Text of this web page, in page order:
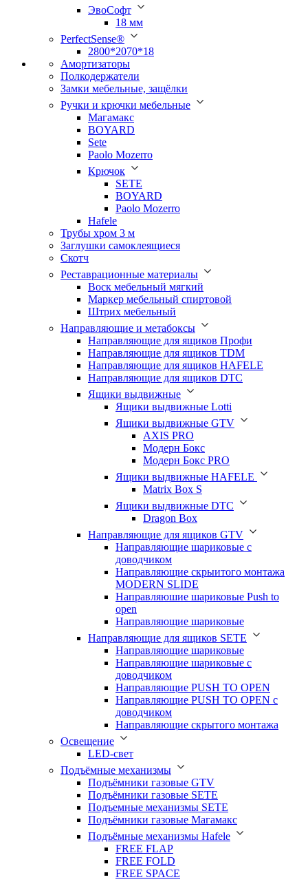
ЭвоСофт
18 мм
PerfectSense®
2800*2070*18
Амортизаторы
Полкодержатели
Замки мебельные, защёлки
Ручки и крючки мебельные
Магамакс
BOYARD
Sete
Paolo Mozerro
Крючок
SETE
BOYARD
Paolo Mozerro
Hafele
Трубы хром 3 м
Заглушки самоклеящиеся
Скотч
Реставрационные материалы
Воск мебельный мягкий
Маркер мебельный спиртовой
Штрих мебельный
Направляющие и метабоксы
Направляющие для ящиков Профи
Направляющие для ящиков TDM
Направляющие для ящиков HAFELE
Направляющие для ящиков DTC
Ящики выдвижные
Ящики выдвижные Lotti
Ящики выдвижные GTV
AXIS PRO
Модерн Бокс
Модерн Бокс PRO
Ящики выдвижные HAFELE
Matrix Box S
Ящики выдвижные DTC
Dragon Box
Направляющие для ящиков GTV
Направляющие шариковые с
доводчиком
Направляющие скрыитого монтажа
MODERN SLIDE
Направляюшие шариковые Push to
open
Направляющие шариковые
Направляющие для ящиков SETE
Направляющие шариковые
Направляющие шариковые с
доводчиком
Направляющие PUSH TO OPEN
Направляющие PUSH TO OPEN с
доводчиком
Направляющие скрытого монтажа
Освещение
LED-свет
Подъёмные механизмы
Подъёмники газовые GTV
Подъёмники газовые SETE
Подъемные механизмы SETE
Подъёмники газовые Магамакс
Подъёмные механизмы Hafele
FREE FLAP
FREE FOLD
FREE SPACE